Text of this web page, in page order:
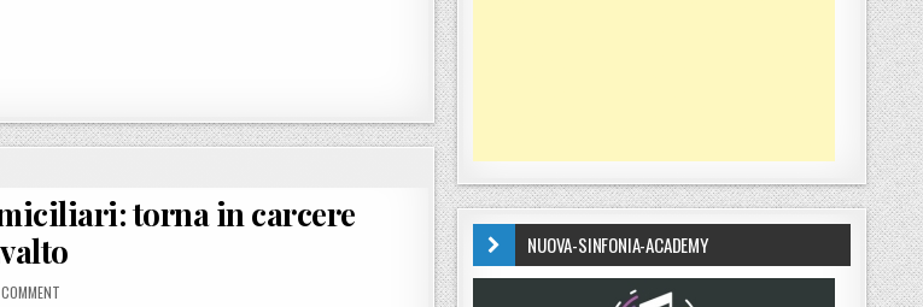
torna in carcere
ON PALMI, VIOLA GLI OBBLIGHI DEGLI ARRESTI DOMICILIARI: TORNA IN CARCERE GIOVANNI ANTONIO EVALTO
NUOVA-SINFONIA-ACADEMY